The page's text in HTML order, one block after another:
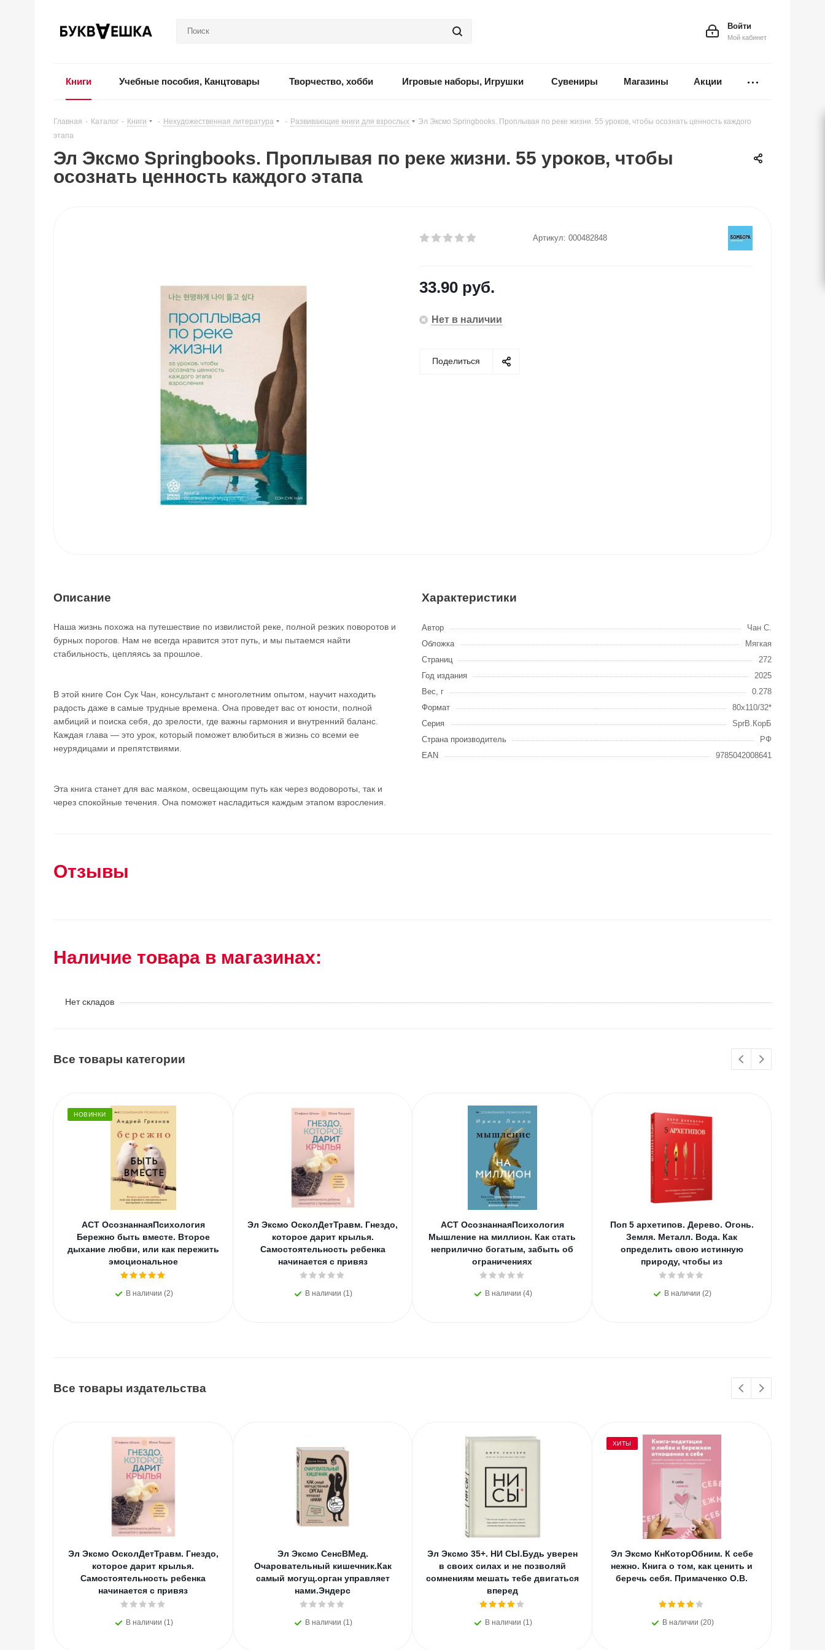
Войти
Мой кабинет
Книги Учебные пособия, Канцтовары Творчество, хобби Игровые наборы, Игрушки Сувениры Магазины Акции
Главная - Каталог - Книги - Нехудожественная литература - Развивающие книги для взрослых - Эл Эксмо Springbooks. Проплывая по реке жизни. 55 уроков, чтобы осознать ценность каждого
этапа
Эл Эксмо Springbooks. Проплывая по реке жизни. 55 уроков, чтобы
осознать ценность каждого этапа
Артикул: 000482848
33.90 руб.
Нет в наличии
Поделиться
Описание
Наша жизнь похожа на путешествие по извилистой реке, полной резких поворотов и
бурных порогов. Нам не всегда нравится этот путь, и мы пытаемся найти
стабильность, цепляясь за прошлое.
В этой книге Сон Сук Чан, консультант с многолетним опытом, научит находить
радость даже в самые трудные времена. Она проведет вас от юности, полной
амбиций и поиска себя, до зрелости, где важны гармония и внутренний баланс.
Каждая глава — это урок, который поможет влюбиться в жизнь со всеми ее
неурядицами и препятствиями.
Эта книга станет для вас маяком, освещающим путь как через водовороты, так и
через спокойные течения. Она поможет насладиться каждым этапом взросления.
Характеристики
Автор
Чан С.
Обложка
Мягкая
Страниц
272
Год издания
2025
Вес, г
0.278
Формат
80x110/32*
Серия
SprB.КорБ
Страна производитель
РФ
EAN
9785042008641
Отзывы
Наличие товара в магазинах:
Нет складов
Все товары категории
НОВИНКИ
АСТ ОсознаннаяПсихология
Бережно быть вместе. Второе
дыхание любви, или как пережить
эмоциональное
В наличии (2)
Эл Эксмо ОсколДетТравм. Гнездо,
которое дарит крылья.
Самостоятельность ребенка
начинается с привяз
В наличии (1)
АСТ ОсознаннаяПсихология
Мышление на миллион. Как стать
неприлично богатым, забыть об
ограничениях
В наличии (4)
Поп 5 архетипов. Дерево. Огонь.
Земля. Металл. Вода. Как
определить свою истинную
природу, чтобы из
В наличии (2)
Все товары издательства
Эл Эксмо ОсколДетТравм. Гнездо,
которое дарит крылья.
Самостоятельность ребенка
начинается с привяз
В наличии (1)
Эл Эксмо СенсВМед.
Очаровательный кишечник.Как
самый могущ.орган управляет
нами.Эндерс
В наличии (1)
Эл Эксмо 35+. НИ СЫ.Будь уверен
в своих силах и не позволяй
сомнениям мешать тебе двигаться
вперед
В наличии (1)
ХИТЫ
Эл Эксмо КнКоторОбним. К себе
нежно. Книга о том, как ценить и
беречь себя. Примаченко О.В.
В наличии (20)